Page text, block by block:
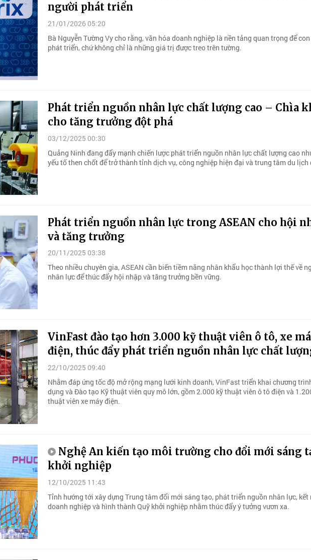
người phát triển
21/01/2026 05:20
Bà Nguyễn Tường Vy cho rằng, văn hóa doanh nghiệp là nền tảng quan trọng để
phát triển, chứ không chỉ là những giá trị được treo trên tường.
Phát triển nguồn nhân lực chất lượng cao – Chìa
cho tăng trưởng đột phá
03/12/2025 00:30
Quảng Ninh đang đẩy mạnh chiến lược phát triển nguồn nhân lực chất lượng cao
yếu tố then chốt để trở thành tỉnh dịch vụ, công nghiệp hiện đại và trung tâm du lịch
Phát triển nguồn nhân lực trong ASEAN cho hội
và tăng trưởng
20/11/2025 03:38
Theo nhiều chuyên gia, ASEAN cần biến tiềm năng nhân khẩu học thành lợi thế về
nhân lực để thúc đẩy hội nhập và tăng trưởng bền vững.
VinFast đào tạo hơn 3.000 kỹ thuật viên ô tô, xe
điện, thúc đẩy phát triển nguồn nhân lực chất
22/10/2025 09:40
Nhằm đáp ứng tốc độ mở rộng mạng lưới kinh doanh, VinFast triển khai chương
dụng và Đào tạo Kỹ thuật viên quy mô lớn, gồm 2.000 kỹ thuật viên ô tô điện và
thuật viên xe máy điện.
Nghệ An kiến tạo môi trường cho đổi mới sáng
khởi nghiệp
12/10/2025 11:43
Tỉnh hướng tới xây dựng Trung tâm đổi mới sáng tạo, phát triển nguồn nhân lực, kết
doanh nghiệp và hình thành Quỹ khởi nghiệp nhằm thúc đẩy ý tưởng vươn xa.